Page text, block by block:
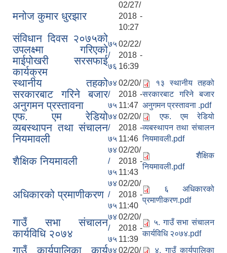
मनोज कुमार धुरझार
02/27/
2018 -
10:27
संविधान दिवस २०७५को
उपलक्ष्मा गरिएको
माईपोखरी सरसफाई
कार्यक्रम
७५
/
७६
02/22/
2018 -
16:39
स्थानीय तहको
सरकारबाट गरिने बजार
अनुगमन प्रस्तावना
७४
/
७५
02/20/
2018 -
11:47
१३ स्थानीय तहको
सरकारबाट गरिने बजार
अनुगमन प्रस्तावना .pdf
एफ. एम रेडियो
व्यबस्थापन तथा संचालन
नियमावली
७४
/
७५
02/20/
2018 -
11:46
एफ. एम रेडियो
व्यबस्थापन तथा संचालन
नियमावली.pdf
शैक्षिक नियमावली
७४
/
७५
02/20/
2018 -
11:43
शैक्षिक
नियमावली.pdf
अधिकारको प्रमाणीकरण
७४
/
७५
02/20/
2018 -
11:40
६‍‍‍ अधिकारको
प्रमाणीकरण.pdf
गाउँ सभा संचालन
कार्यविधि २०७४
७४
/
७५
02/20/
2018 -
11:39
५. गाउँ सभा संचालन
कार्यविधि २०७४.pdf
गाउँ कार्यपालिका कार्य७४ 02/20/
४. गाउँ कार्यपालिका